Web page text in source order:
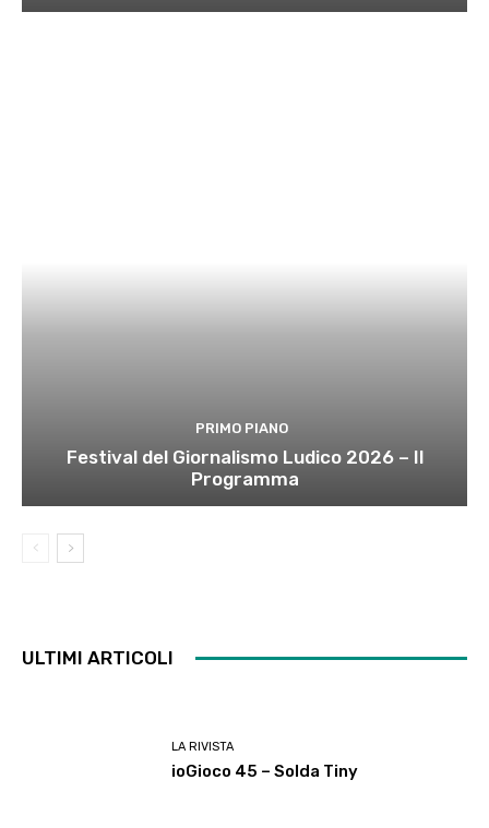
PRIMO PIANO
Festival del Giornalismo Ludico 2026 – Il
Programma
ULTIMI ARTICOLI
LA RIVISTA
ioGioco 45 – Solda Tiny